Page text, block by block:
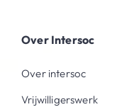
Over Intersoc
Over intersoc
Vrijwilligerswerk